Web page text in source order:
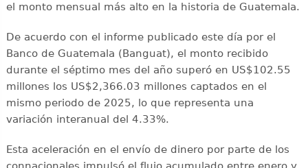
el monto mensual más alto en la historia de Guatemala.
De acuerdo con el informe publicado este día por el
Banco de Guatemala (Banguat), el monto recibido
durante el séptimo mes del año superó en US$102.55
millones los US$2,366.03 millones captados en el
mismo periodo de 2025, lo que representa una
variación interanual del 4.33%.
Esta aceleración en el envío de dinero por parte de los